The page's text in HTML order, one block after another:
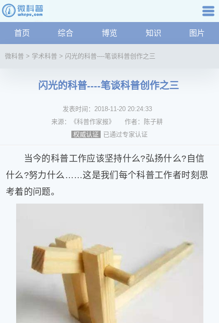
科普知识 航
首页 综合 博览 知识 图片
科
技
微科普 > 学术科普 > 闪光的科普----笔谈科普创作之三
闪光的科普----笔谈科普创作之三
发表时间： 2018-11-20 20:24:33
来源：
《科普作家报》 作者：
陈子耕
权威认证
已通过专家认证
当今的科普工作应该坚持什么?弘扬什么?自信
什么?努力什么……这是我们每个科普工作者时刻思
考着的问题。